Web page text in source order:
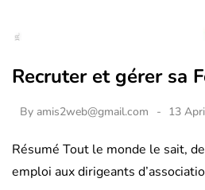
Recruter et gérer sa
By amis2web@gmail.com 13
Résumé Tout le monde le sait,
emploi aux dirigeants